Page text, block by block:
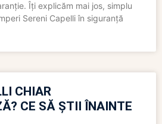
Îți explicăm mai jos, simplu
Sereni Capelli în siguranță
CHIAR
CE SĂ ȘTII ÎNAINTE